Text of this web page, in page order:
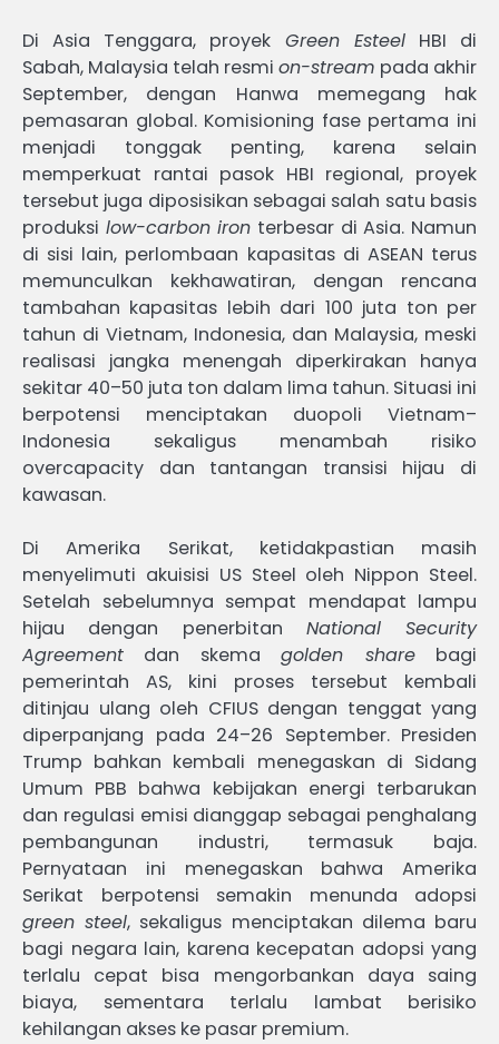
Di Asia Tenggara, proyek Green EsteelHBI di
Sabah, Malaysia telah resmi on-stream pada akhir
September, dengan Hanwa memegang hak
pemasaran global. Komisioning fase pertama ini
menjadi tonggak penting, karena selain
memperkuat rantai pasok HBI regional, proyek
tersebut juga diposisikan sebagai salah satu basis
produksi low-carbon iron terbesar di Asia. Namun
di sisi lain, perlombaan kapasitas di ASEAN terus
memunculkan kekhawatiran, dengan rencana
tambahan kapasitas lebih dari 100 juta ton per
tahun di Vietnam, Indonesia, dan Malaysia, meski
realisasi jangka menengah diperkirakan hanya
sekitar 40–50 juta ton dalam lima tahun. Situasi ini
berpotensi menciptakan duopoli Vietnam–
Indonesia sekaligus menambah risiko
overcapacity dan tantangan transisi hijau di
kawasan.
Di Amerika Serikat, ketidakpastian masih
menyelimuti akuisisi US Steel oleh Nippon Steel.
Setelah sebelumnya sempat mendapat lampu
hijau dengan penerbitan National Security
Agreement dan skemagolden sharebagi
pemerintah AS, kini proses tersebut kembali
ditinjau ulang oleh CFIUS dengan tenggat yang
diperpanjang pada 24–26 September. Presiden
Trump bahkan kembali menegaskan di Sidang
Umum PBB bahwa kebijakan energi terbarukan
dan regulasi emisi dianggap sebagai penghalang
pembangunan industri, termasuk baja.
Pernyataan ini menegaskan bahwa Amerika
Serikat berpotensi semakin menunda adopsi
green steel, sekaligus menciptakan dilema baru
bagi negara lain, karena kecepatan adopsi yang
terlalu cepat bisa mengorbankan daya saing
biaya, sementara terlalu lambat berisiko
kehilangan akses ke pasar premium.